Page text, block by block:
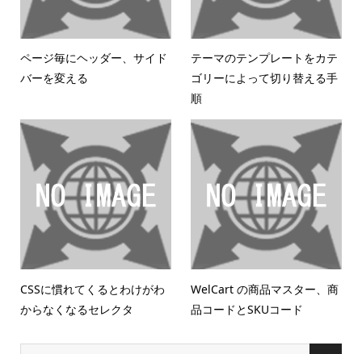
ページ毎にヘッダー、サイド
バーを変える
テーマのテンプレートをカテ
ゴリーによって切り替える手
順
CSSに慣れてくるとわけがわ
からなくなるセレクタ
WelCart の商品マスター、商
品コードとSKUコード